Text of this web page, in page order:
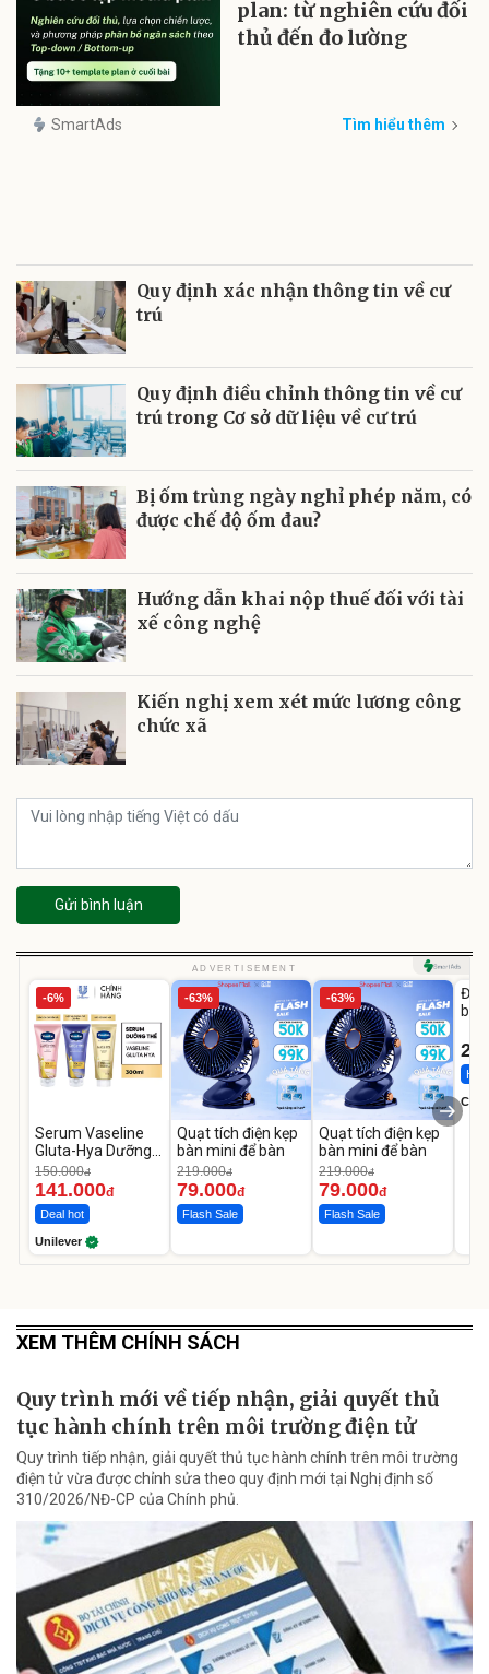
plan: từ nghiên cứu đối
thủ đến đo lường
SmartAds Tìm hiểu thêm
Quy định xác nhận thông tin về cư
trú
Quy định điều chỉnh thông tin về cư
trú trong Cơ sở dữ liệu về cư trú
Bị ốm trùng ngày nghỉ phép năm, có
được chế độ ốm đau?
Hướng dẫn khai nộp thuế đối với tài
xế công nghệ
Kiến nghị xem xét mức lương công
chức xã
Gửi bình luận
ADVERTISEMENT
-6%
Serum Vaseline
Gluta-Hya Dưỡng
Da Sáng Mịn Sau 7
Ngày
150.000đ
141.000đ
Deal hot
Unilever
-63%
Quạt tích điện kẹp
bàn mini để bàn
219.000đ
79.000đ
Flash Sale
-63%
Quạt tích điện kẹp
bàn mini để bàn
219.000đ
79.000đ
Flash Sale
Đai
bé
Hot
XEM THÊM CHÍNH SÁCH
Quy trình mới về tiếp nhận, giải quyết thủ
tục hành chính trên môi trường điện tử
Quy trình tiếp nhận, giải quyết thủ tục hành chính trên môi trường
điện tử vừa được chỉnh sửa theo quy định mới tại Nghị định số
310/2026/NĐ-CP của Chính phủ.